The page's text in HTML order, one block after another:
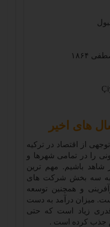
۱۸۶۴
های اخیر
از اقتصاد در ترکیه
را در تمامی شهرها و
باشیم. مهم ترین
به سه بخش شرکت های
و همچنین توسعه
میزان درآمد به دست
زیاد است که حتی
جذب کرده است .